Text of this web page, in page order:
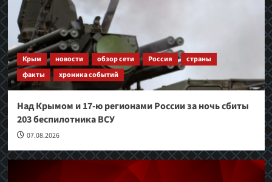
Крым новости обзор сети Россия
страны
факты
хроника событий
Над Крымом и 17-ю регионами России за ночь сбиты
203 беспилотника ВСУ
07.08.2026